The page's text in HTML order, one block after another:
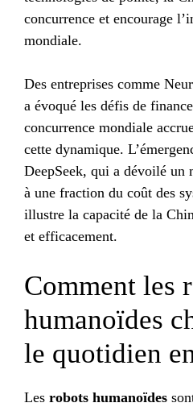
concurrence et encourage
mondiale.
Des entreprises comme
a évoqué les défis de
concurrence mondiale
cette dynamique.
DeepSeek, qui a dévoilé un
à une fraction du coût des
illustre la capacité de la
et efficacement.
Comment les
humanoïdes
le quotidien
Les robots humanoïdes